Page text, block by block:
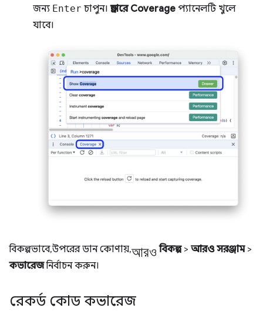
জন্য Enter চাপুন।ড্রয়ারে Coverage প্যানেলটি খুলে
যাবে।
বিকল্পভাবে, উপরের ডান কোণায়,আরও বিকল্প> আরও সরঞ্জাম>
কভারেজনির্বাচন করুন।
রেকর্ড কোড কভারেজ